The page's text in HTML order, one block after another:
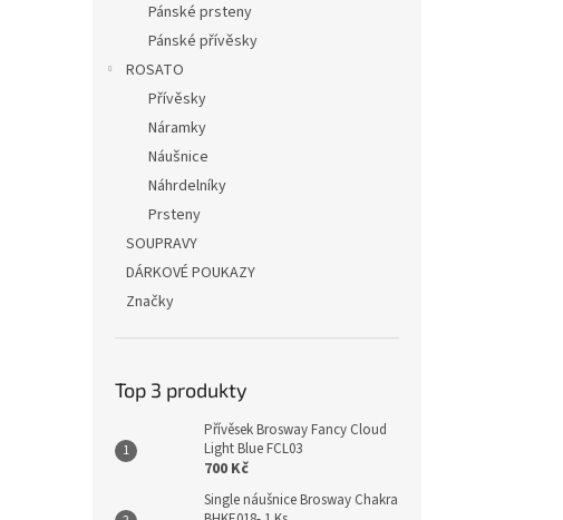
Pánské prsteny
Pánské přívěsky
ROSATO
Přívěsky
Náramky
Náušnice
Náhrdelníky
Prsteny
SOUPRAVY
DÁRKOVÉ POUKAZY
Značky
Top 3 produkty
Přívěsek Brosway Fancy Cloud
Light Blue FCL03
700 Kč
Single náušnice Brosway Chakra